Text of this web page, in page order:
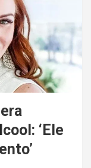
‘Ele